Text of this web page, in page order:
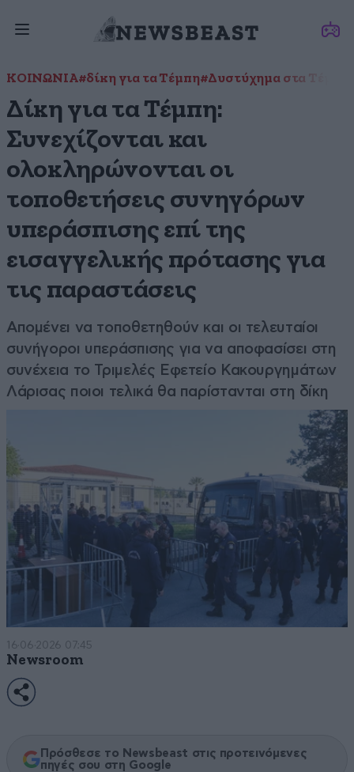
ΚΟΙΝΩΝΙΑ#δίκη για τα Τέμπη#Δυστύχημα στα Τέμπη
Δίκη για τα Τέμπη:
Συνεχίζονται και
ολοκληρώνονται οι
τοποθετήσεις συνηγόρων
υπεράσπισης επί της
εισαγγελικής πρότασης για
τις παραστάσεις
Απομένει να τοποθετηθούν και οι τελευταίοι
συνήγοροι υπεράσπισης για να αποφασίσει στη
συνέχεια το Τριμελές Εφετείο Κακουργημάτων
Λάρισας ποιοι τελικά θα παρίστανται στη δίκη
16·06·2026 07:45
Newsroom
Πρόσθεσε το Newsbeast στις προτεινόμενες
πηγές σου στη Google